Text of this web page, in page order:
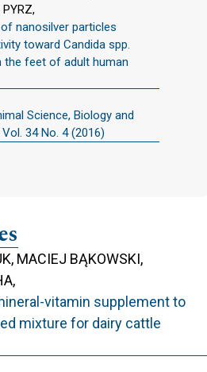
nanosilver particles
toward Candida spp.
feet of adult human
Science, Biology and
34 No. 4 (2016)
MACIEJ BĄKOWSKI,
vitamin supplement to
mixture for dairy cattle